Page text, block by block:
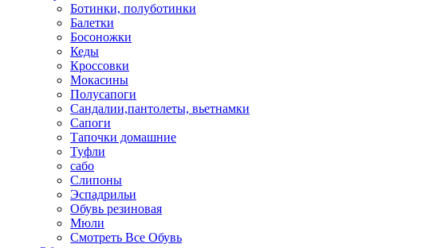
Ботинки, полуботинки
Балетки
Босоножки
Кеды
Кроссовки
Мокасины
Полусапоги
Сандалии,пантолеты, вьетнамки
Сапоги
Тапочки домашние
Туфли
сабо
Слипоны
Эспадрильи
Обувь резиновая
Мюли
Смотреть Все Обувь